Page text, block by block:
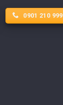
0901 210 999